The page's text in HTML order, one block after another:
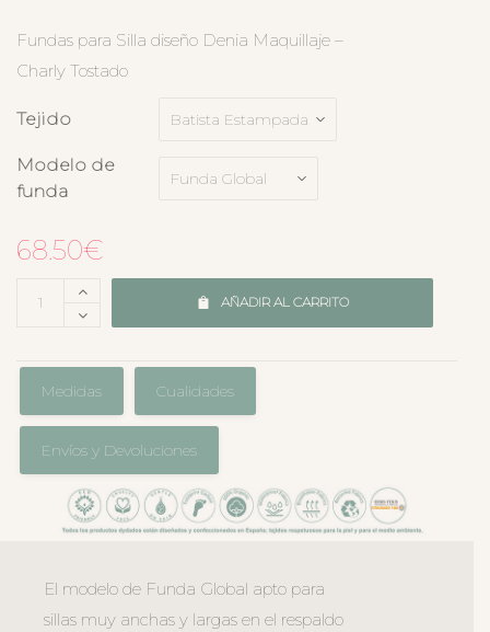
Fundas para Silla diseño Denia Maquillaje –
Charly Tostado
Tejido
Modelo de
funda
68.50€
AÑADIR AL CARRITO
Medidas Cualidades
Envíos y Devoluciones
El modelo de Funda Global apto para
sillas muy anchas y largas en el respaldo